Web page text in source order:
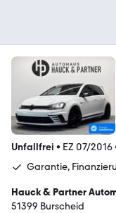
Unfallfrei • EZ 07/2016
Garantie,
Hauck & Partner
51399 Burscheid